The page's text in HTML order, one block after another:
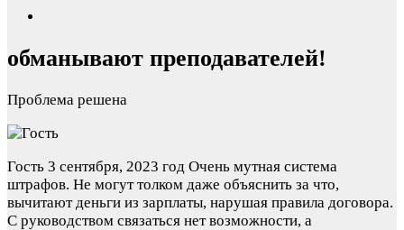
обманывают преподавателей!
Проблема решена
Гость 3 сентября, 2023 год Очень мутная система
штрафов. Не могут толком даже объяснить за что,
вычитают деньги из зарплаты, нарушая правила договора.
С руководством связаться нет возможности, а